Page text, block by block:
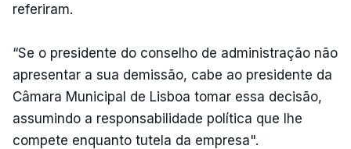
referiram.
“Se o presidente do conselho de administração não
apresentar a sua demissão, cabe ao presidente da
Câmara Municipal de Lisboa tomar essa decisão,
assumindo a responsabilidade política que lhe
compete enquanto tutela da empresa".